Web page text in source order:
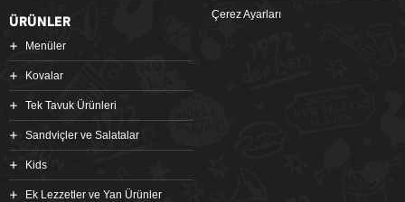
Çerez Ayarları
ÜRÜNLER
Menüler
Kovalar
Tek Tavuk Ürünleri
Sandviçler ve Salatalar
Kids
Ek Lezzetler ve Yan Ürünler